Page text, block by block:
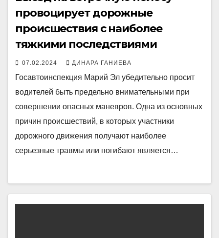
провоцирует дорожные
происшествия с наиболее
тяжкими последствиями
07.02.2024 ДИНАРА ГАНИЕВА
Госавтоинспекция Марий Эл убедительно просит
водителей быть предельно внимательными при
совершении опасных маневров. Одна из основных
причин происшествий, в которых участники
дорожного движения получают наиболее
серьезные травмы или погибают является…